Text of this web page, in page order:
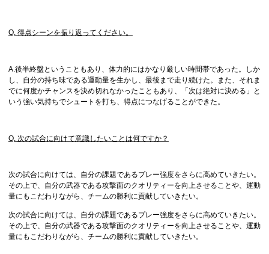
Q. 得点シーンを振り返ってください。
A.後半終盤ということもあり、体力的にはかなり厳しい時間帯であった。しか
し、自分の持ち味である運動量を生かし、最後まで走り続けた。また、それま
でに何度かチャンスを決め切れなかったこともあり、「次は絶対に決める」と
いう強い気持ちでシュートを打ち、得点につなげることができた。
Q. 次の試合に向けて意識したいことは何ですか？
次の試合に向けては、自分の課題であるプレー強度をさらに高めていきたい。
その上で、自分の武器である攻撃面のクオリティーを向上させることや、運動
量にもこだわりながら、チームの勝利に貢献していきたい。
次の試合に向けては、自分の課題であるプレー強度をさらに高めていきたい。
その上で、自分の武器である攻撃面のクオリティーを向上させることや、運動
量にもこだわりながら、チームの勝利に貢献していきたい。